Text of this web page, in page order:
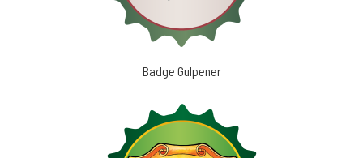
Badge Gulpener